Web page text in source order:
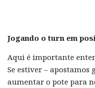
Jogando o turn em
Aqui é importante
Se estiver – apostamos
aumentar o pote para